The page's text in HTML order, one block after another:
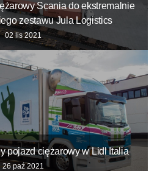
Scania do ekstremalnie
zestawu Jula Logistics
02 lis 2021
pojazd ciężarowy w Lidl Italia
26 paź 2021